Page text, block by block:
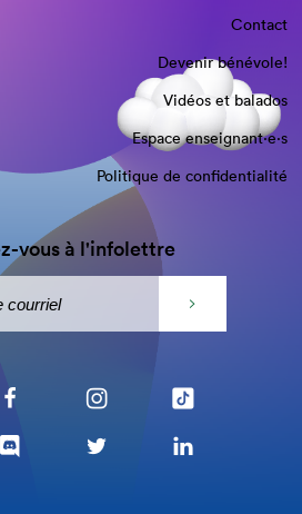
Contact
Devenir bénévole!
Vidéos et balados
Espace enseignant·e⋅s
Politique de confidentialité
vous à l'infolettre